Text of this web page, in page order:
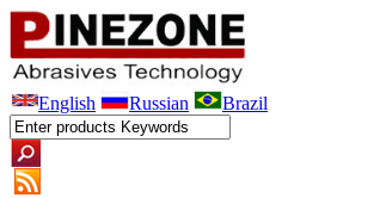
English Russian Brazil